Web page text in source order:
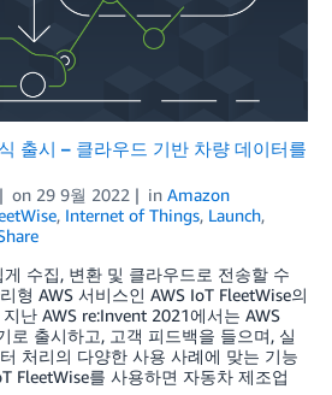
출시 – 클라우드 기반 차량 데이터를
on 29 9월 2022 in Amazon
, Internet of Things, Launch,
수집, 변환 및 클라우드로 전송할 수
형 AWS 서비스인 AWS IoT FleetWise의
난 AWS re:Invent 2021에서는 AWS
로 출시하고, 고객 피드백을 들으며, 실
처리의 다양한 사용 사례에 맞는 기능
FleetWise를 사용하면 자동차 제조업